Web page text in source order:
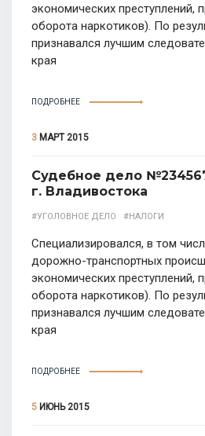
экономических преступлений,
оборота наркотиков). По
признавался лучшим
края
ПОДРОБНЕЕ
3 МАРТ 2015
Судебное дело
г. Владивостока
#УГОЛОВНОЕ ДЕЛО #НАЛОГИ
Специализировался, в том
дорожно-транспортных
экономических преступлений,
оборота наркотиков). По
признавался лучшим
края
ПОДРОБНЕЕ
5 ИЮНЬ 2015